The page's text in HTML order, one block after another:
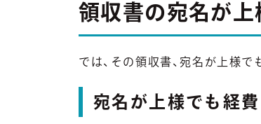
領収書の宛名が上
では、その領収書、宛名が上様
宛名が上様でも経